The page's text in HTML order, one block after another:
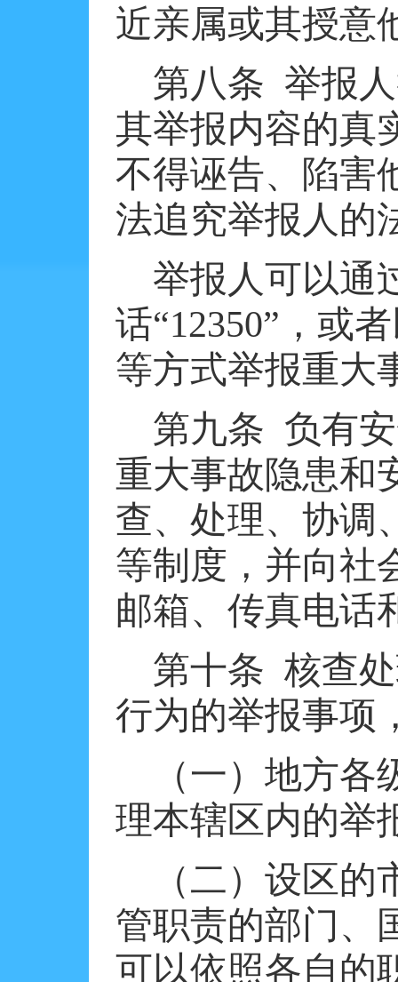
近亲属或其授意
第八条 举报
其举报内容的真
不得诬告、陷害
法追究举报人的
举报人可以通
话“12350”，或
等方式举报重大
第九条 负有
重大事故隐患和
查、处理、协调
等制度，并向社
邮箱、传真电话
第十条 核查
行为的举报事项
（一）地方
理本辖区内的举
（二）设区
管职责的部门、
可以依照各自的